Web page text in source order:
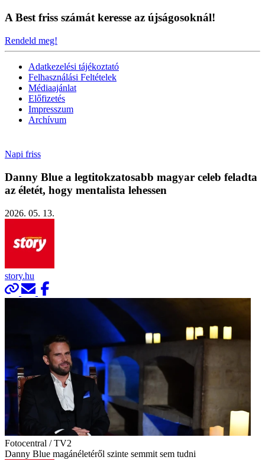
A Best friss számát keresse az újságosoknál!
Rendeld meg!
Adatkezelési tájékoztató
Felhasználási Feltételek
Médiaajánlat
Előfizetés
Impresszum
Archívum
Napi friss
Danny Blue a legtitokzatosabb magyar celeb feladta
az életét, hogy mentalista lehessen
2026. 05. 13.
story.hu
Fotocentral / TV2
Danny Blue magánéletéről szinte semmit sem tudni